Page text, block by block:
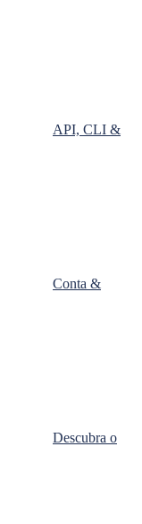
API, CLI &
Conta &
Descubra o